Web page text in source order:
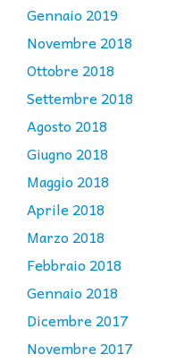
Gennaio 2019
Novembre 2018
Ottobre 2018
Settembre 2018
Agosto 2018
Giugno 2018
Maggio 2018
Aprile 2018
Marzo 2018
Febbraio 2018
Gennaio 2018
Dicembre 2017
Novembre 2017